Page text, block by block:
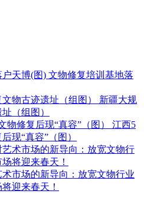
文物修复培训基地落
新疆大规
（组图）
江西5
现“真容”（图）
市场的新导向：放宽文物行业
迎来春天！